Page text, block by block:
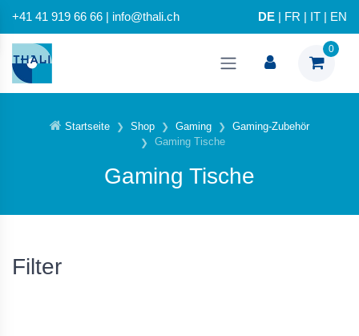
+41 41 919 66 66 | info@thali.ch DE FR IT EN
0
Startseite Shop Gaming
Gaming-Zubehör
Gaming Tische
Gaming Tische
Filter